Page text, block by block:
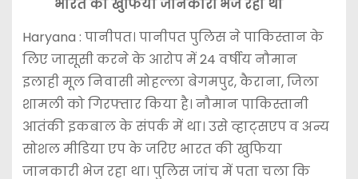
भारत की खुफिया जानकारी भेज रहा था
Haryana : पानीपत। पानीपत पुलिस ने पाकिस्तान के
लिए जासूसी करने के आरोप में 24 वर्षीय नौमान
इलाही मूल निवासी मोहल्ला बेगमपुर, कैराना, जिला
शामली को गिरफ्तार किया है। नौमान पाकिस्तानी
आतंकी इकबाल के संपर्क में था। उसे व्हाट्सएप व अन्य
सोशल मीडिया एप के जरिए भारत की खुफिया
जानकारी भेज रहा था। पुलिस जांच में पता चला कि